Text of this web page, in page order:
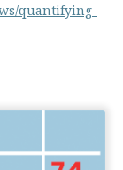
quantifying-